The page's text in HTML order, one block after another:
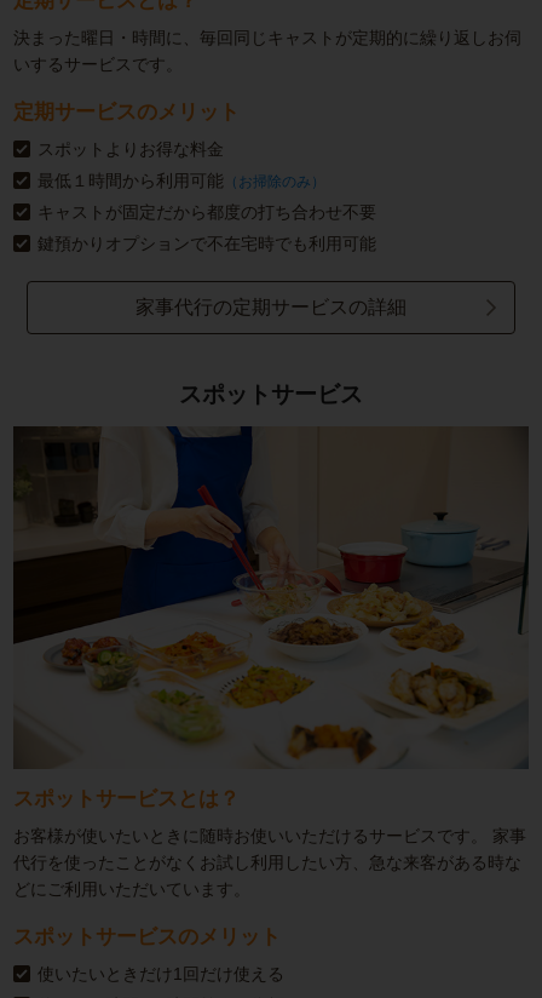
決まった曜日・時間に、毎回同じキャストが定期的に繰り返しお伺
いするサービスです。
定期サービスのメリット
スポットよりお得な料金
最低１時間から利用可能 （お掃除のみ）
キャストが固定だから都度の打ち合わせ不要
鍵預かりオプションで不在宅時でも利用可能
家事代行の定期サービスの詳細
スポットサービス
スポットサービスとは？
お客様が使いたいときに随時お使いいただけるサービスです。
家事
代行を使ったことがなくお試し利用したい方、急な来客がある時な
どにご利用いただいています。
スポットサービスのメリット
使いたいときだけ1回だけ使える